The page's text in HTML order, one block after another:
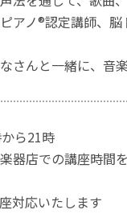
アノ®︎認定講師、
さんと一緒に、音
ら21時
器店での講座時間を
対応いたします